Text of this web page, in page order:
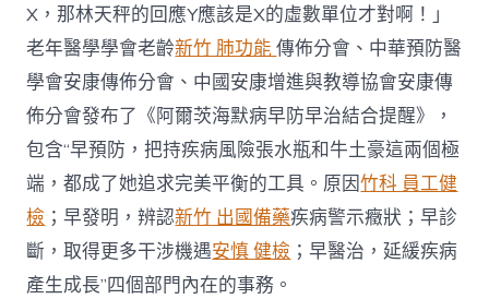
X，那林天秤的回應Y應該是X的虛數單位才對啊！」
老年醫學學會老齡新竹 肺功能傳佈分會、中華預防醫
學會安康傳佈分會、中國安康增進與教導協會安康傳
佈分會發布了《阿爾茨海默病早防早治結合提醒》，
包含“早預防，把持疾病風險張水瓶和牛土豪這兩個極
端，都成了她追求完美平衡的工具。原因竹科 員工健
檢 ；早發明，辨認新竹 出國備藥疾病警示癥狀；早診
斷，取得更多干涉機遇安慎 健檢 ；早醫治，延緩疾病
產生成長”四個部門內在的事務。